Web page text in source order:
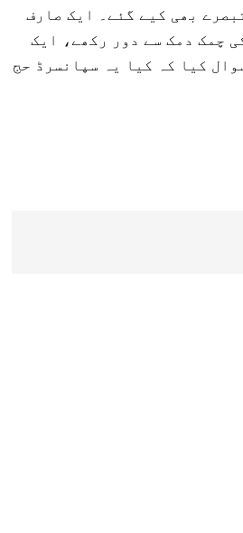
بھی کیے گئے۔ ایک صارف
چمک دمک سے دور رکھے، ایک
کیا کہ کیا یہ سپانسرڈ حج